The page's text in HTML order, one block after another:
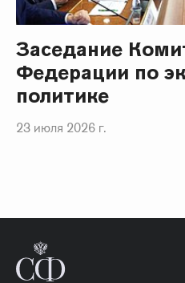
Заседание
Федерации по
политике
23 июля 2026 г.